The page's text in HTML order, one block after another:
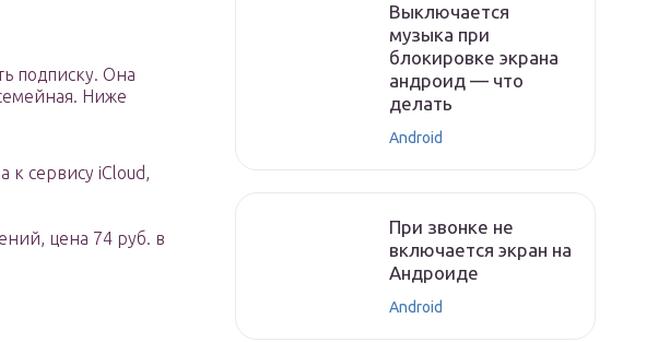
подписку. Она
Ниже
к сервису iCloud,
цена 74 руб. в
Выключается
музыка при
блокировке экрана
андроид — что
делать
Android
При звонке не
включается экран на
Андроиде
Android